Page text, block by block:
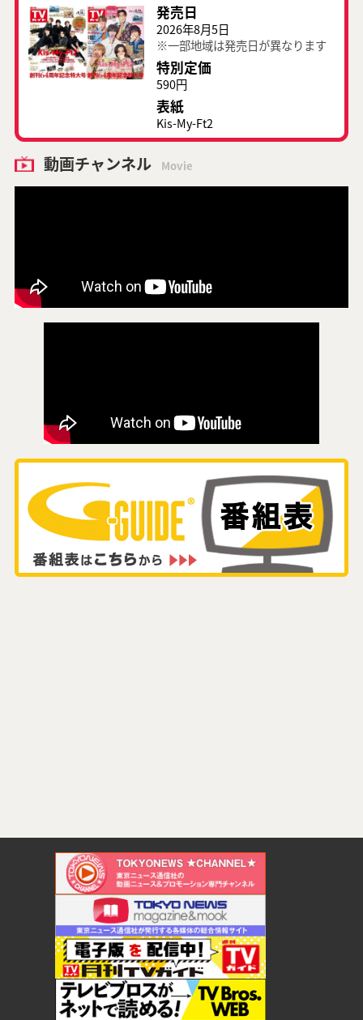
発売日
2026年8月5日
※一部地域は発売日が異なります
特別定価
590円
表紙
Kis-My-Ft2
動画チャンネル Movie